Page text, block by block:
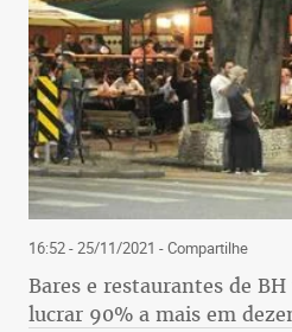
16:52 - 25/11/2021 - Compartilhe
Bares e restaurantes de
lucrar 90% a mais em